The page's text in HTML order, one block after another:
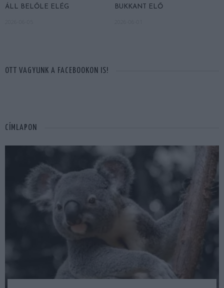
ÁLL BELŐLE ELÉG
BUKKANT ELŐ
OTT VAGYUNK A FACEBOOKON IS!
CÍMLAPON